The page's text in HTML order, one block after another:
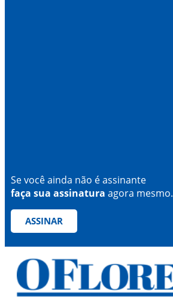
Se você ainda não é assinante
faça sua assinatura agora mesmo.
ASSINAR